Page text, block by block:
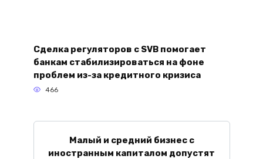
Сделка регуляторов с SVB помогает
банкам стабилизироваться на фоне
проблем из-за кредитного кризиса
466
Малый и средний бизнес с
иностранным капиталом допустят